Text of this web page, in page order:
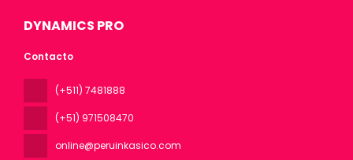
DYNAMICS PRO
Contacto
(+511) 7481888
(+51) 971508470
online@peruinkasico.com